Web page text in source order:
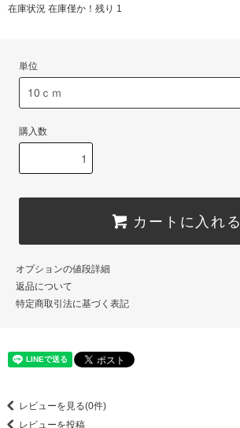
在庫状況 在庫僅か！残り 1
単位
購入数
カートに入れる
オプションの値段詳細
返品について
特定商取引法に基づく表記
レビューを見る(0件)
レビューを投稿